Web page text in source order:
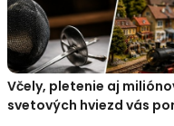
Včely, pletenie aj
svetových hviezd vás